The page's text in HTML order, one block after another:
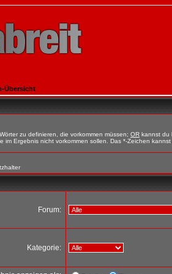
Übersicht
zu definieren, die vorkommen müssen; OR kannst du
im Ergebnis nicht vorkommen sollen. Das *-Zeichen
Forum:
Kategorie: